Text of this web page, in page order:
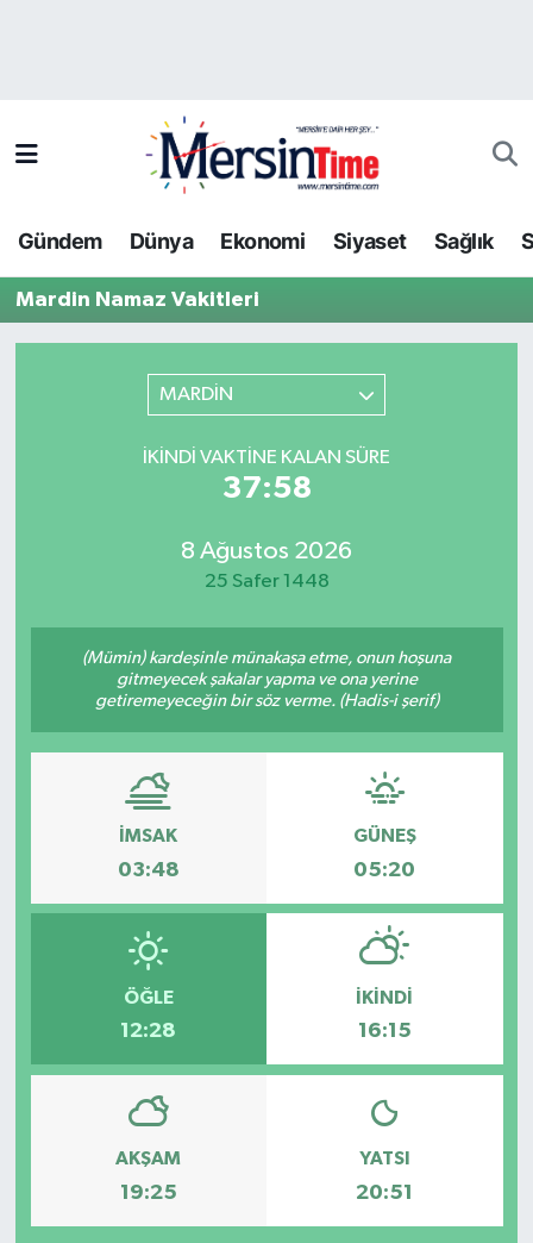
Gündem Dünya Ekonomi Siyaset Sağlık
Mardin Namaz Vakitleri
MARDİN
İKINDI VAKTINE KALAN SÜRE
37:58
8 Ağustos 2026
25 Safer 1448
(Mümin) kardeşinle münakaşa etme, onun hoşuna
gitmeyecek şakalar yapma ve ona yerine
getiremeyeceğin bir söz verme. (Hadis-i şerif)
İMSAK
03:48
GÜNEŞ
05:20
ÖĞLE
12:28
İKINDI
16:15
AKŞAM
19:25
YATSI
20:51
Bilim-Teknoloji
Dünya
Gündem
Siyaset
Spor
Trafik Durumu
Tüm Manşetler
Haber Arşivi